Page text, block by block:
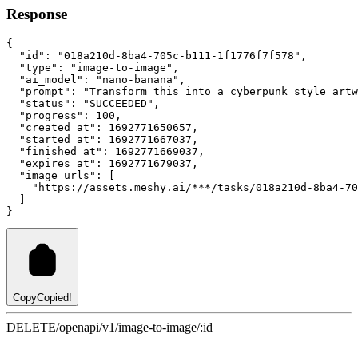
Response
{
"id" : "018a210d-8ba4-705c-b111-1f1776f7f578" ,
"type" : "image-to-image" ,
"ai_model" : "nano-banana" ,
"prompt" :
"Transform this into a cyberpunk style
"status" : "SUCCEEDED" ,
"progress" : 100 ,
"created_at" : 1692771650657 ,
"started_at" : 1692771667037 ,
"finished_at" : 1692771669037 ,
"expires_at" : 1692771679037 ,
"image_urls" :
"https://assets.meshy.ai/***/tasks/018a210d-8ba4-
}
CopyCopied!
DELETE/openapi/v1/image-to-image/:id